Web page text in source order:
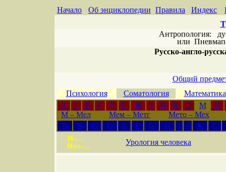
Начало Об энциклопедии Правила Индекс
Антропология:
или
Русско-англо-
Общий
Психология
Соматология
Математика
А
Б В Г Д Е Ж З И К Л М
Н
M – Мел
Мем – Метг
Мето – Мех
A
B C D E F G H I J K L
М–...
Мел–...
Урология человека